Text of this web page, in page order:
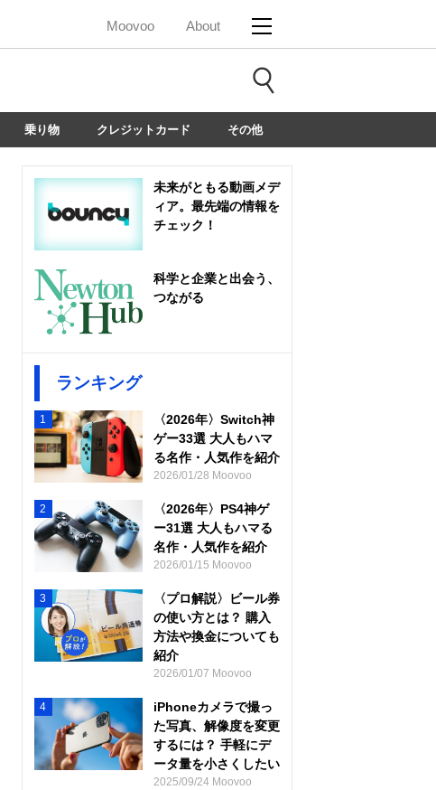
Moovoo About
乗り物 クレジットカード その他
未来がともる動画メデ
ィア。最先端の情報を
チェック！
科学と企業と出会う、
つながる
ランキング
1
〈2026年〉Switch神
ゲー33選 大人もハマ
る名作・人気作を紹介
2026/01/28 Moovoo
2
〈2026年〉PS4神ゲ
ー31選 大人もハマる
名作・人気作を紹介
2026/01/15 Moovoo
3
〈プロ解説〉ビール券
の使い方とは？ 購入
方法や換金についても
紹介
2026/01/07 Moovoo
4
iPhoneカメラで撮っ
た写真、解像度を変更
するには？ 手軽にデ
ータ量を小さくしたい
2025/09/24 Moovoo